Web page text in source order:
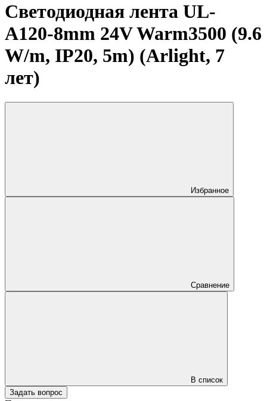
Светодиодная лента UL-
A120-8mm 24V Warm3500 (9.6
W/m, IP20, 5m) (Arlight, 7
лет)
Избранное
Сравнение
В список
Задать вопрос